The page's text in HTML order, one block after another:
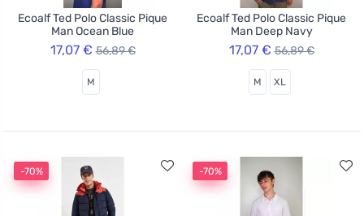
Ecoalf Ted Polo Classic Pique
Man Ocean Blue
17,07 € 56,89 €
M
Ecoalf Ted Polo Classic Pique
Man Deep Navy
17,07 € 56,89 €
M XL
-70% -70%